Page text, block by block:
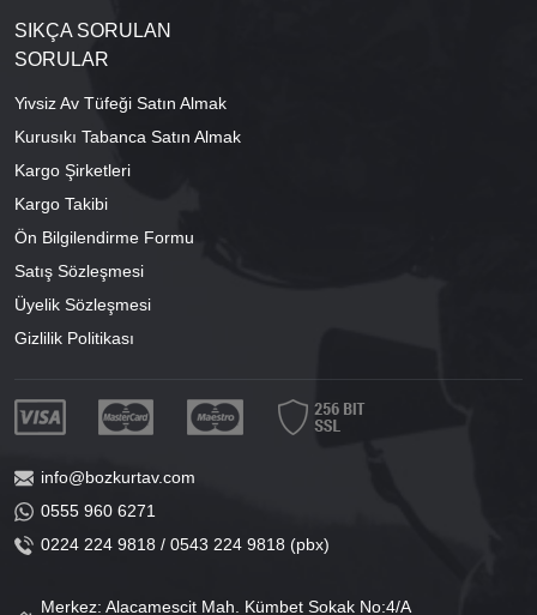
SIKÇA SORULAN
SORULAR
Yivsiz Av Tüfeği Satın Almak
Kurusıkı Tabanca Satın Almak
Kargo Şirketleri
Kargo Takibi
Ön Bilgilendirme Formu
Satış Sözleşmesi
Üyelik Sözleşmesi
Gizlilik Politikası
info@bozkurtav.com
0555 960 6271
0224 224 9818 / 0543 224 9818 (pbx)
Merkez: Alacamescit Mah. Kümbet Sokak No:4/A